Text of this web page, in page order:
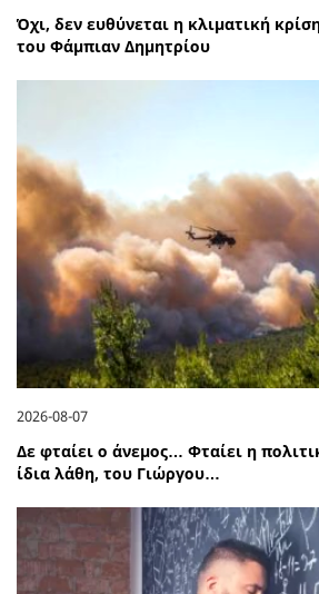
Όχι, δεν ευθύνεται η κλιματική
του Φάμπιαν Δημητρίου
2026-08-07
Δε φταίει ο άνεμος… Φταίει η
ίδια λάθη, του Γιώργου…